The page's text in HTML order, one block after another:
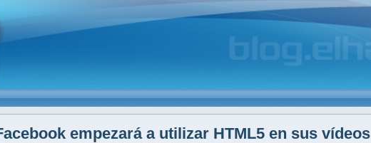
empezará a utilizar HTML5 en sus vídeos